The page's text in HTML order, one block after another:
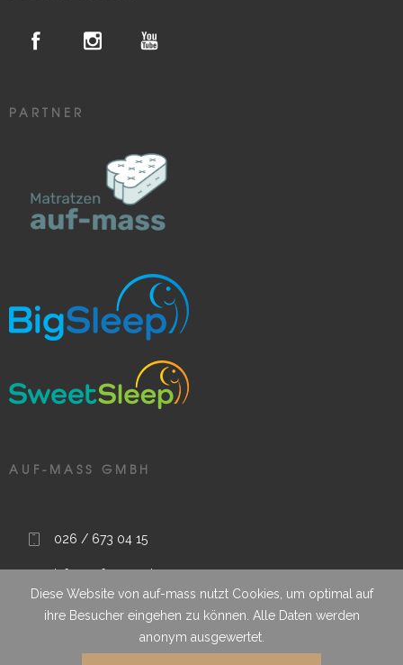
PARTNER
AUF-MASS GMBH
026 / 673 04 15
info@auf-mass.ch
Route sous le Clou 9, 1788 Praz (Vully), FR, Schweiz
Wir garantieren termingerechte Qualitätsarbeit
Diese Website von auf-mass nutzt Cookies, um optimal auf
ihre Besucher eingehen zu können. Alle Daten werden
anonym ausgewertet.